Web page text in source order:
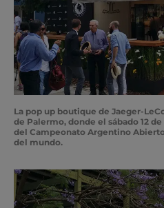
La pop up boutique de Jaeger-
de Palermo, donde el sábado 12
del Campeonato Argentino
del mundo.